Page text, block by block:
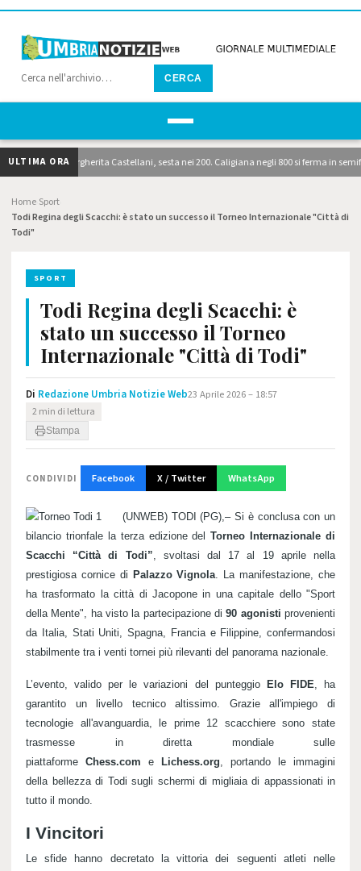
CERCA
ULTIMA ORA
brilla Margherita Castellani, sesta nei 200. Caligiana negli 800 si ferma in
Home Sport
Todi Regina degli Scacchi: è stato un successo il Torneo Internazionale "Città di
Todi"
SPORT
Todi Regina degli Scacchi: è
stato un successo il Torneo
Internazionale "Città di Todi"
Di Redazione Umbria Notizie Web23 Aprile 2026 – 18:57
2 min di lettura
Stampa
CONDIVIDI Facebook X / Twitter WhatsApp
(UNWEB) TODI (PG),– Si è conclusa con un
bilancio trionfale la terza edizione delTorneo Internazionale di
Scacchi “Città di Todi”, svoltasi dal 17 al 19 aprile nella
prestigiosa cornice di Palazzo Vignola. La manifestazione, che
ha trasformato la città di Jacopone in una capitale dello "Sport
della Mente", ha visto la partecipazione di90 agonisti provenienti
da Italia, Stati Uniti, Spagna, Francia e Filippine, confermandosi
stabilmente tra i venti tornei più rilevanti del panorama nazionale.
L’evento, valido per le variazioni del punteggio Elo FIDE, ha
garantito un livello tecnico altissimo. Grazie all'impiego di
tecnologie all'avanguardia, le prime 12 scacchiere sono state
trasmesse in diretta mondiale sulle
piattaforme Chess.com e Lichess.org, portando le immagini
della bellezza di Todi sugli schermi di migliaia di appassionati in
tutto il mondo.
I Vincitori
Le sfide hanno decretato la vittoria dei seguenti atleti nelle